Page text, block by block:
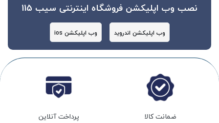
نصب وب اپلیکشن فروشگاه اینترنتی سیب 115
وب اپلیکشن اندروید وب اپلیکشن ios
ضمانت کالا پرداخت آنلاین